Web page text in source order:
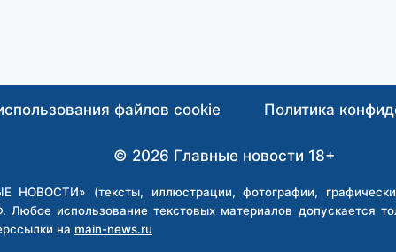
файлов cookie Политика
© 2026 Главные новости 18+
(тексты, иллюстрации, фотографии,
Любое использование текстовых материалов допускается
на main-news.ru